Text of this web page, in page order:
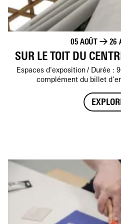
05 AOÛT → 26
SUR LE TOIT DU
Espaces d'exposition Durée :
complément du billet